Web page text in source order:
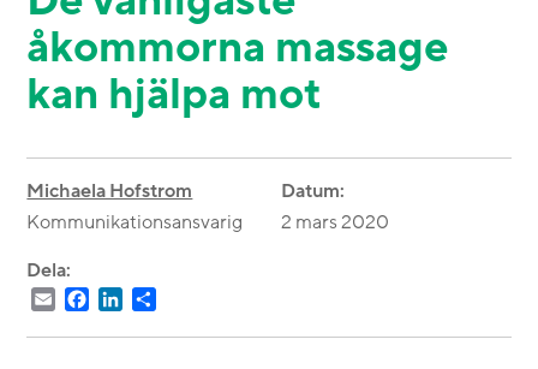
åkommorna massage
kan hjälpa mot
Michaela Hofstrom
Kommunikationsansvarig
Datum:
2 mars 2020
Dela:
EmailFacebookLinkedIn